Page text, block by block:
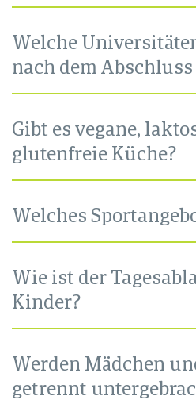
Welche
nach dem
Gibt es vegane,
glutenfreie Küche?
Welches
Wie ist der
Kinder?
Werden Mädchen
getrennt